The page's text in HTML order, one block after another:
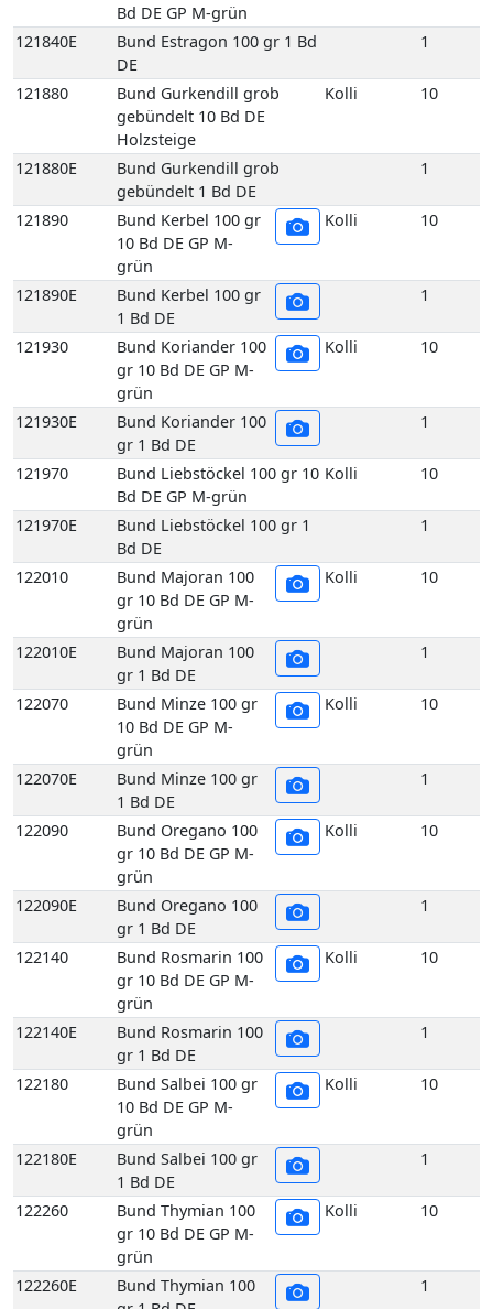
Bd DE GP M-grün
121840E
Bund Estragon 100 gr 1 Bd
DE
1
121880
Bund Gurkendill grob
gebündelt 10 Bd DE
Holzsteige
Kolli 10
121880E
Bund Gurkendill grob
gebündelt 1 Bd DE
1
121890
Bund Kerbel 100 gr
10 Bd DE GP M-
grün
Kolli 10
121890E
Bund Kerbel 100 gr
1 Bd DE
1
121930
Bund Koriander 100
gr 10 Bd DE GP M-
grün
Kolli 10
121930E
Bund Koriander 100
gr 1 Bd DE
1
121970
Bund Liebstöckel 100 gr 10
Bd DE GP M-grün
Kolli 10
121970E
Bund Liebstöckel 100 gr 1
Bd DE
1
122010
Bund Majoran 100
gr 10 Bd DE GP M-
grün
Kolli 10
122010E
Bund Majoran 100
gr 1 Bd DE
1
122070
Bund Minze 100 gr
10 Bd DE GP M-
grün
Kolli 10
122070E
Bund Minze 100 gr
1 Bd DE
1
122090
Bund Oregano 100
gr 10 Bd DE GP M-
grün
Kolli 10
122090E
Bund Oregano 100
gr 1 Bd DE
1
122140
Bund Rosmarin 100
gr 10 Bd DE GP M-
grün
Kolli 10
122140E
Bund Rosmarin 100
gr 1 Bd DE
1
122180
Bund Salbei 100 gr
10 Bd DE GP M-
grün
Kolli 10
122180E
Bund Salbei 100 gr
1 Bd DE
1
122260
Bund Thymian 100
gr 10 Bd DE GP M-
grün
Kolli 10
122260E
Bund Thymian 100
1